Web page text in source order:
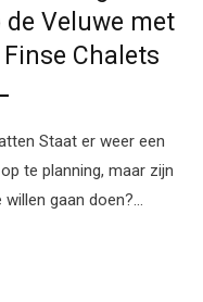
Veluwe met
Chalets
Staat er weer een
te planning, maar zijn
gaan doen?…